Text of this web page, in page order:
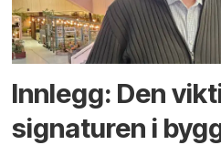
Innlegg: Den
signaturen i